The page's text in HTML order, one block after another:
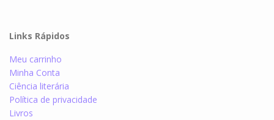
Links Rápidos
Meu carrinho
Minha Conta
Ciência literária
Política de privacidade
Livros